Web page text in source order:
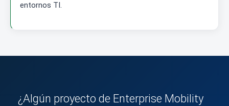
entornos TI.
¿Algún proyecto de Enterprise Mobility